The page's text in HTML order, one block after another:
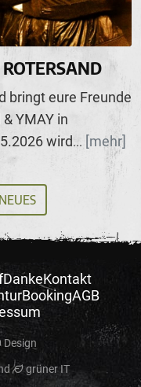
YMAY in
wird... [mehr]
DankeKontakt
BookingAGB
Design
grüner IT